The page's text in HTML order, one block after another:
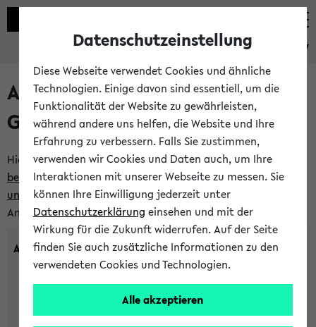
eKVV
Anlegen eines neuen
Gastzugangs
Hier können Sie einen neuen Gastzugang anlegen.Bitte
beachten Sie die Einschränkungen, denen Gastzugänge
unterworfen sind. Tragen Sie den gewünschten
Anmeldenamen und Ihr Passwort ein:
Anmeldename
(3 bis 20 Zeichen, nur Buchstaben A-Z und Ziffern 0-9,
Gross-/Kleinschreibung ist signifikant!)
Datenschutzeinstellung
Diese Webseite verwendet Cookies und ähnliche
Technologien. Einige davon sind essentiell, um die
Funktionalität der Website zu gewährleisten,
während andere uns helfen, die Website und Ihre
Erfahrung zu verbessern. Falls Sie zustimmen,
verwenden wir Cookies und Daten auch, um Ihre
Interaktionen mit unserer Webseite zu messen. Sie
können Ihre Einwilligung jederzeit unter
Datenschutzerklärung einsehen und mit der
Wirkung für die Zukunft widerrufen. Auf der Seite
finden Sie auch zusätzliche Informationen zu den
verwendeten Cookies und Technologien.
Alle akzeptieren